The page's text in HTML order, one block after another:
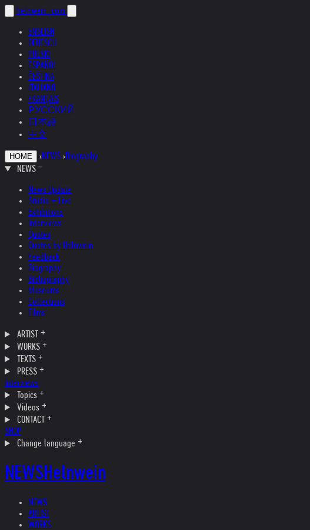
helnwein .com
ENGLISH
DEUTSCH
POLSKI
ESPAÑOL
ČEŠTINA
ITALIANO
FRANÇAIS
РУССКИЙ
日本語
中文
HOME ›NEWS ›Biography
NEWS
News Update
Studio + Live
Exhibitions
Interviews
Quotes
Quotes by Helnwein
Feedback
Biography
Bibliography
Museums
Collections
Films
ARTIST
WORKS
TEXTS
PRESS
Interviews
Topics
Videos
CONTACT
SHOP
Change language
NEWSHelnwein
NEWS
ARTIST
WORKS